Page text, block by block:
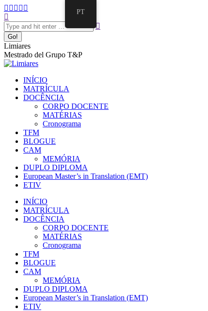
Pular
para
o
conteúdo
Facebook
opens
in
new
window
Twitter
opens
in
new
window
Mail
opens
in
new
window
Instagram
opens
in
window
opens
in
window
Search:
Limiares
Mestrado del Grupo T&P
INÍCIO
MATRÍCULA
DOCÊNCIA
CORPO DOCENTE
MATÉRIAS
Cronograma
TFM
BLOGUE
CAM
MEMÓRIA
DUPLO DIPLOMA
European Master’s in Translation (EMT)
ETIV
INÍCIO
MATRÍCULA
DOCÊNCIA
CORPO DOCENTE
MATÉRIAS
Cronograma
TFM
BLOGUE
CAM
MEMÓRIA
DUPLO DIPLOMA
European Master’s in Translation (EMT)
ETIV
PT